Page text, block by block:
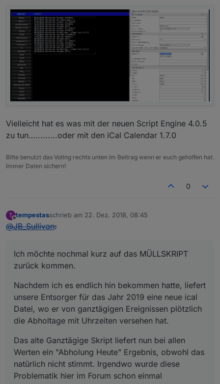
Vielleicht hat es was mit der neuen Script Engine 4.0.5
zu tun….........oder mit den iCal Calendar 1.7.0
Bitte benutzt das Voting rechts unten im Beitrag wenn er euch geholfen hat.
Immer Daten sichern!
0
T
Offline
tempestasschrieb am 22. Dez. 2018, 08:45
zuletzt editiert von
@JB_Sullivan:
Ich möchte nochmal kurz auf das MÜLLSKRIPT
zurück kommen.
Nachdem ich es endlich hin bekommen hatte, liefert
unsere Entsorger für das Jahr 2019 eine neue ical
Datei, wo er von ganztägigen Ereignissen plötzlich
die Abholtage mit Uhrzeiten versehen hat.
Das alte Ganztägige Skript liefert nun bei allen
Werten ein "Abholung Heute" Ergebnis, obwohl das
natürlich nicht stimmt. Irgendwo wurde diese
Problematik hier im Forum schon einmal